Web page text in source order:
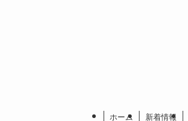
ホーム 新着情報